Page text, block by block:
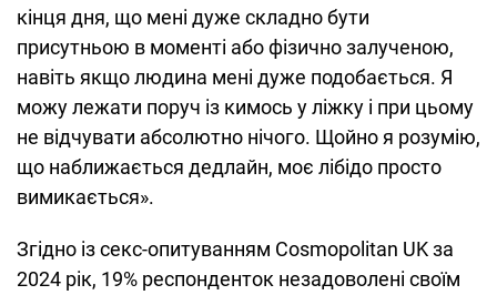
кінця дня, що мені дуже складно бути
присутньою в моменті або фізично залученою,
навіть якщо людина мені дуже подобається. Я
можу лежати поруч із кимось у ліжку і при цьому
не відчувати абсолютно нічого. Щойно я розумію,
що наближається дедлайн, моє лібідо просто
вимикається».
Згідно із секс-опитуванням Cosmopolitan UK за
2024 рік, 19% респонденток незадоволені своїм